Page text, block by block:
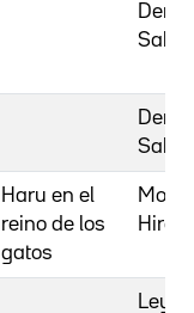
Haru en el
reino de los
gatos